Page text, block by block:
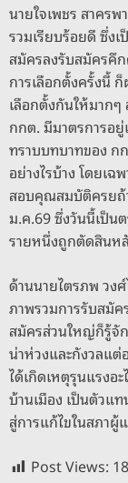
นายใจเพชร สาคร
รวมเรียบร้อยดี ซึ่ง
สมัครลงรับสมัครคึ
การเลือกตั้งครั้งนี้
เลือกตั้งกันให้มากๆ
กกต. มีมาตรการอ
ทราบบทบาทของ ก
อย่างไรบ้าง โดยเ
สอบคุณสมบัติครยถ้
ม.ค.69 ซึ่งวันนี้เป็
รายหนึ่งถูกตัดสินห
ด้านนายไตรภพ วง
ภาพรวมการรับสมัค
สมัครส่วนใหญ่ก็รู้จั
น่าห่วงและกังวลแต่
ได้เกิดเหตุรุนแรงอ
บ้านเมือง เป็นตัวแ
สู่การแก้ไขในสภาผู้
Post Views: